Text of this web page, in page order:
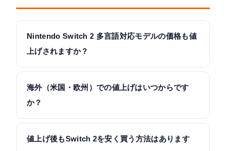
Nintendo Switch 2 多言語対応モデルの価格も値
上げされますか？
海外（米国・欧州）での値上げはいつからです
か？
値上げ後もSwitch 2を安く買う方法はあります